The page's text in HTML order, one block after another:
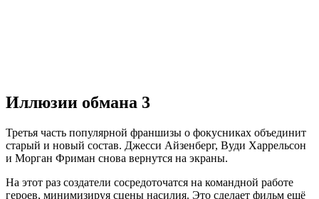
Иллюзии обмана 3
Третья часть популярной франшизы о фокусниках объединит
старый и новый состав. Джесси Айзенберг, Вуди Харрельсон
и Морган Фриман снова вернутся на экраны.
На этот раз создатели сосредоточатся на командной работе
героев, минимизируя сцены насилия. Это сделает фильм ещё